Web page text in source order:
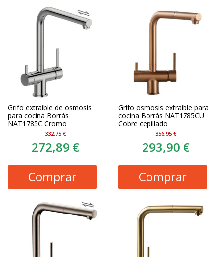
Grifo extraible de osmosis
para cocina Borrás
NAT1785C Cromo
332,75 €
272,89 €
Comprar
Grifo osmosis extraible para
cocina Borrás NAT1785CU
Cobre cepillado
356,95 €
293,90 €
Comprar